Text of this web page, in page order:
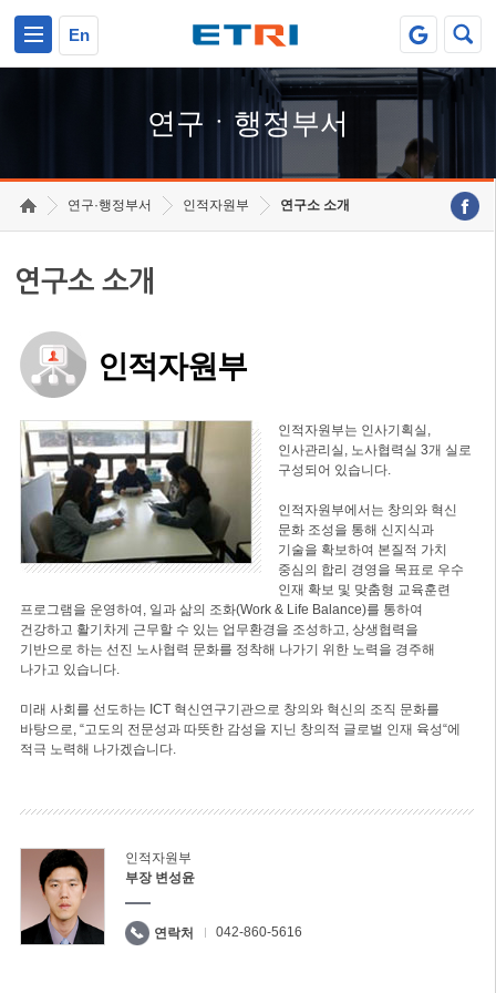
En
연구ㆍ행정부서
연구·행정부서 인적자원부 연구소 소개
연구소 소개
인적자원부
인적자원부는 인사기획실,
인사관리실, 노사협력실 3개 실로
구성되어 있습니다.
인적자원부에서는 창의와 혁신
문화 조성을 통해 신지식과
기술을 확보하여 본질적 가치
중심의 합리 경영을 목표로 우수
인재 확보 및 맞춤형 교육훈련
프로그램을 운영하여, 일과 삶의 조화(Work & Life Balance)를 통하여
건강하고 활기차게 근무할 수 있는 업무환경을 조성하고, 상생협력을
기반으로 하는 선진 노사협력 문화를 정착해 나가기 위한 노력을 경주해
나가고 있습니다.
미래 사회를 선도하는 ICT 혁신연구기관으로 창의와 혁신의 조직 문화를
바탕으로, “고도의 전문성과 따뜻한 감성을 지닌 창의적 글로벌 인재 육성“에
적극 노력해 나가겠습니다.
인적자원부
부장 변성윤
연락처 042-860-5616